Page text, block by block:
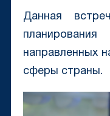
Данная
направленных
сферы страны.